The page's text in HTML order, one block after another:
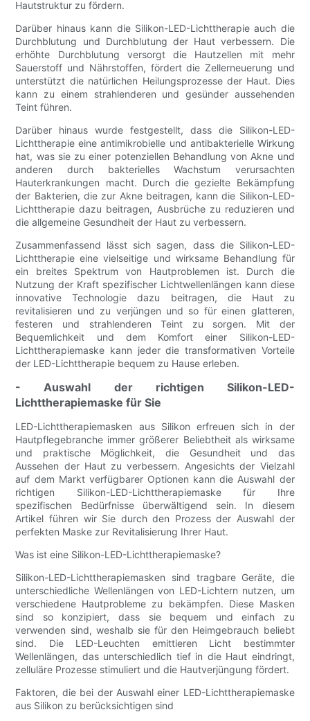
Hautstruktur zu fördern.
Darüber hinaus kann die Silikon-LED-Lichttherapie auch die
Durchblutung und Durchblutung der Haut verbessern. Die
erhöhte Durchblutung versorgt die Hautzellen mit mehr
Sauerstoff und Nährstoffen, fördert die Zellerneuerung und
unterstützt die natürlichen Heilungsprozesse der Haut. Dies
kann zu einem strahlenderen und gesünder aussehenden
Teint führen.
Darüber hinaus wurde festgestellt, dass die Silikon-LED-
Lichttherapie eine antimikrobielle und antibakterielle Wirkung
hat, was sie zu einer potenziellen Behandlung von Akne und
anderen durch bakterielles Wachstum verursachten
Hauterkrankungen macht. Durch die gezielte Bekämpfung
der Bakterien, die zur Akne beitragen, kann die Silikon-LED-
Lichttherapie dazu beitragen, Ausbrüche zu reduzieren und
die allgemeine Gesundheit der Haut zu verbessern.
Zusammenfassend lässt sich sagen, dass die Silikon-LED-
Lichttherapie eine vielseitige und wirksame Behandlung für
ein breites Spektrum von Hautproblemen ist. Durch die
Nutzung der Kraft spezifischer Lichtwellenlängen kann diese
innovative Technologie dazu beitragen, die Haut zu
revitalisieren und zu verjüngen und so für einen glatteren,
festeren und strahlenderen Teint zu sorgen. Mit der
Bequemlichkeit und dem Komfort einer Silikon-LED-
Lichttherapiemaske kann jeder die transformativen Vorteile
der LED-Lichttherapie bequem zu Hause erleben.
- Auswahl der richtigen Silikon-LED-
Lichttherapiemaske für Sie
LED-Lichttherapiemasken aus Silikon erfreuen sich in der
Hautpflegebranche immer größerer Beliebtheit als wirksame
und praktische Möglichkeit, die Gesundheit und das
Aussehen der Haut zu verbessern. Angesichts der Vielzahl
auf dem Markt verfügbarer Optionen kann die Auswahl der
richtigen Silikon-LED-Lichttherapiemaske für Ihre
spezifischen Bedürfnisse überwältigend sein. In diesem
Artikel führen wir Sie durch den Prozess der Auswahl der
perfekten Maske zur Revitalisierung Ihrer Haut.
Was ist eine Silikon-LED-Lichttherapiemaske?
Silikon-LED-Lichttherapiemasken sind tragbare Geräte, die
unterschiedliche Wellenlängen von LED-Lichtern nutzen, um
verschiedene Hautprobleme zu bekämpfen. Diese Masken
sind so konzipiert, dass sie bequem und einfach zu
verwenden sind, weshalb sie für den Heimgebrauch beliebt
sind. Die LED-Leuchten emittieren Licht bestimmter
Wellenlängen, das unterschiedlich tief in die Haut eindringt,
zelluläre Prozesse stimuliert und die Hautverjüngung fördert.
Faktoren, die bei der Auswahl einer LED-Lichttherapiemaske
aus Silikon zu berücksichtigen sind